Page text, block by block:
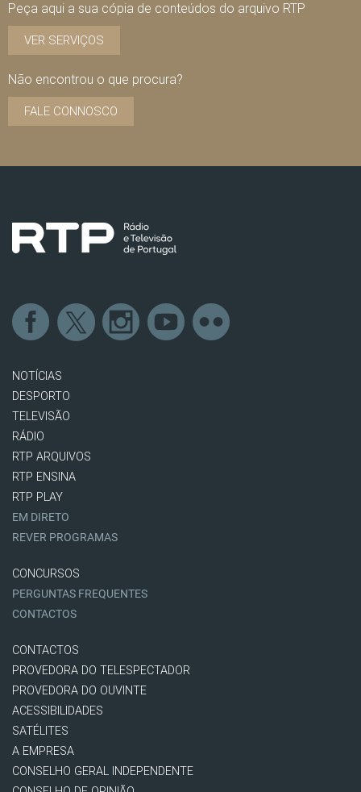
Peça aqui a sua cópia de conteúdos do arquivo RTP
VER SERVIÇOS
Não encontrou o que procura?
FALE CONNOSCO
NOTÍCIAS
DESPORTO
TELEVISÃO
RÁDIO
RTP ARQUIVOS
RTP ENSINA
RTP PLAY
EM DIRETO
REVER PROGRAMAS
CONCURSOS
PERGUNTAS FREQUENTES
CONTACTOS
CONTACTOS
PROVEDORA DO TELESPECTADOR
PROVEDORA DO OUVINTE
ACESSIBILIDADES
SATÉLITES
A EMPRESA
CONSELHO GERAL INDEPENDENTE